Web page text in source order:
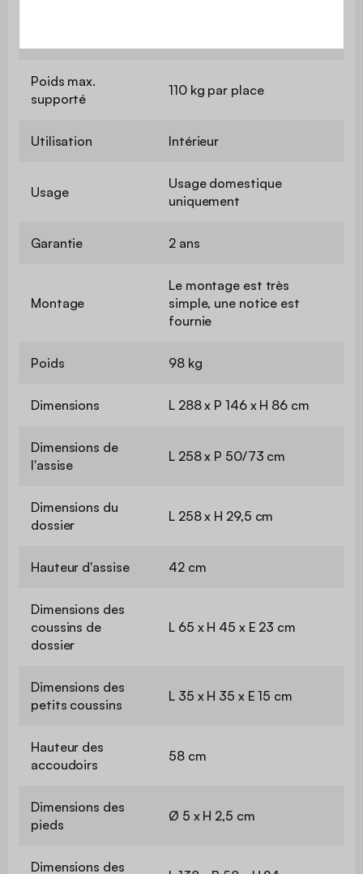
Poids max.
supporté
110 kg par place
Utilisation Intérieur
Usage
Usage domestique
uniquement
Garantie 2 ans
Montage
Le montage est très
simple, une notice est
fournie
Poids 98 kg
Dimensions L 288 x P 146 x H 86 cm
Dimensions de
l'assise
L 258 x P 50/73 cm
Dimensions du
dossier
L 258 x H 29,5 cm
Hauteur d'assise 42 cm
Dimensions des
coussins de
dossier
L 65 x H 45 x E 23 cm
Dimensions des
petits coussins
L 35 x H 35 x E 15 cm
Hauteur des
accoudoirs
58 cm
Dimensions des
pieds
Ø 5 x H 2,5 cm
Dimensions des